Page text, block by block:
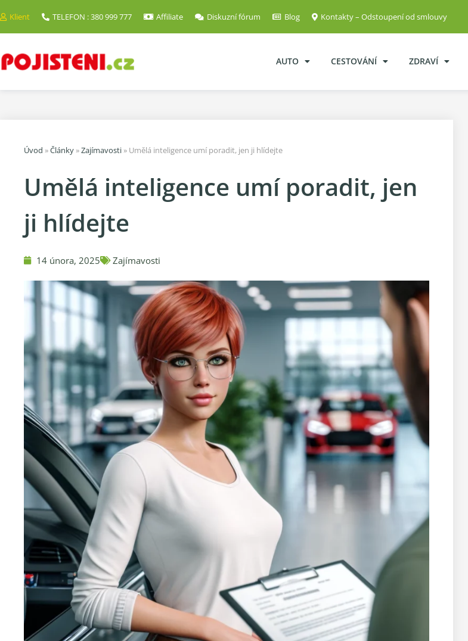
Klient TELEFON : 380 999 777 Affiliate Diskuzní fórum Blog Kontakty – Odstoupení od smlouvy
AUTO CESTOVÁNÍ ZDRAVÍ
Úvod »Články »Zajímavosti » Umělá inteligence umí poradit, jen ji hlídejte
Umělá inteligence umí poradit, jen
ji hlídejte
14 února, 2025 Zajímavosti